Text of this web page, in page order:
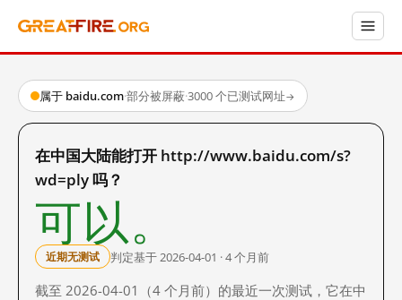
属于 baidu.com·部分被屏蔽·3000 个已测试网址→
在中国大陆能打开 http://www.baidu.com/s?
wd=ply 吗？
可以。
近期无测试 判定基于 2026-04-01 · 4 个月前
截至 2026-04-01（4 个月前）的最近一次测试，它在中